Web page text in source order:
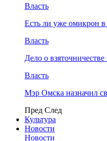
Власть
Есть ли уже омикрон
Власть
Дело о
Власть
Мэр Омска назначил
Пред След
Культура
Новости
Новости